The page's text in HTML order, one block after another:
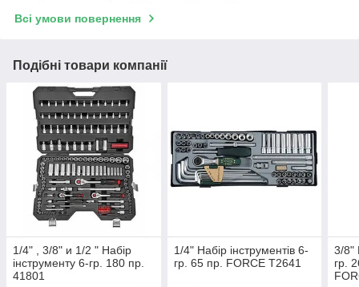
Всі умови повернення
Подібні товари компанії
1/4" , 3/8" и 1/2 " Набір
інструменту 6-гр. 180 пр.
41801
1/4" Набір інструментів 6-
гр. 65 пр. FORCE T2641
3/8"
гр.